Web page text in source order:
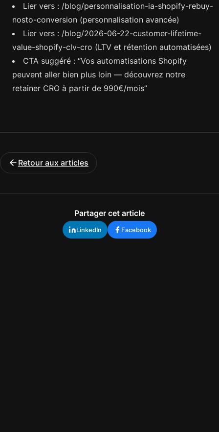
Lier vers : /blog/personnalisation-ia-shopify-rebuy-
nosto-conversion (personnalisation avancée)
Lier vers : /blog/2026-06-22-customer-lifetime-
value-shopify-clv-cro (LTV et rétention automatisées)
CTA suggéré : “Vos automatisations Shopify
peuvent aller bien plus loin — découvrez notre
retainer CRO à partir de 990€/mois”
Retour aux articles
Partager cet article
LinkedIn Facebook